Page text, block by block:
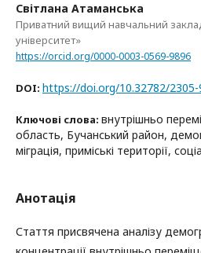
Світлана Атаманська
Приватний вищий навчальний
університет»
https://orcid.org/0000-0003-0569-9896
DOI: https://doi.org/10.32782/2305-
Ключові слова: внутрішньо
область, Бучанський район,
міграція, приміські території,
Анотація
Стаття присвячена аналізу